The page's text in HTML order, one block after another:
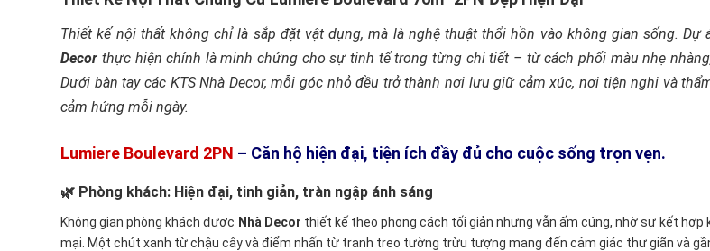
Thiết kế nội thất không chỉ là sắp đặt vật dụng, mà là nghệ thuật thổi hồn vào không gian sống. Dự
Decor thực hiện chính là minh chứng cho sự tinh tế trong từng chi tiết – từ cách phối màu nhẹ
Dưới bàn tay các KTS Nhà Decor, mỗi góc nhỏ đều trở thành nơi lưu giữ cảm xúc, nơi tiện nghi và
cảm hứng mỗi ngày.
Lumiere Boulevard 2PN – Căn hộ hiện đại, tiện ích đầy đủ cho cuộc sống trọn vẹn.
🌿 Phòng khách: Hiện đại, tinh giản, tràn ngập ánh sáng
Không gian phòng khách được Nhà Decor thiết kế theo phong cách tối giản nhưng vẫn ấm cúng, nhờ sự kết
mại. Một chút xanh từ chậu cây và điểm nhấn từ tranh treo tường trừu tượng mang đến cảm giác thư giãn và